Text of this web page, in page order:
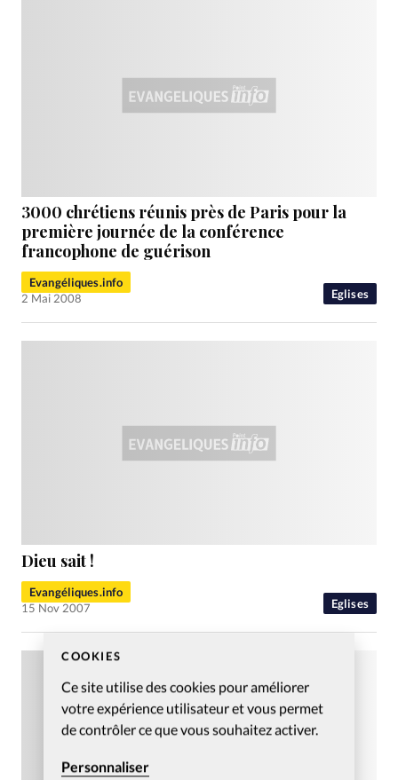
COOKIES
Ce site utilise des cookies pour améliorer
votre expérience utilisateur et vous permet
de contrôler ce que vous souhaitez activer.
Personnaliser
Eglises
3000 chrétiens réunis près de Paris pour la
première journée de la conférence
francophone de guérison
Evangéliques.info
2 Mai 2008
Eglises
Dieu sait !
Evangéliques.info
15 Nov 2007